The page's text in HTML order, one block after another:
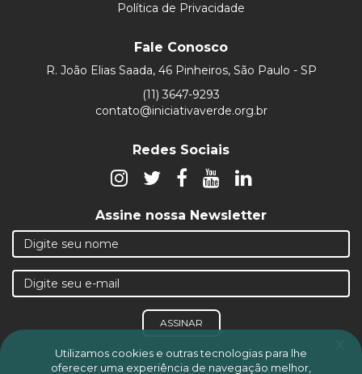
Política de Privacidade
Fale Conosco
R. João Elias Saada, 46 Pinheiros, São Paulo - SP
(11) 3647-9293
contato@iniciativaverde.org.br
Redes Sociais
Assine nossa Newsletter
ASSINAR
x
Utilizamos cookies e outras tecnologias para lhe
oferecer uma experiência de navegação melhor,